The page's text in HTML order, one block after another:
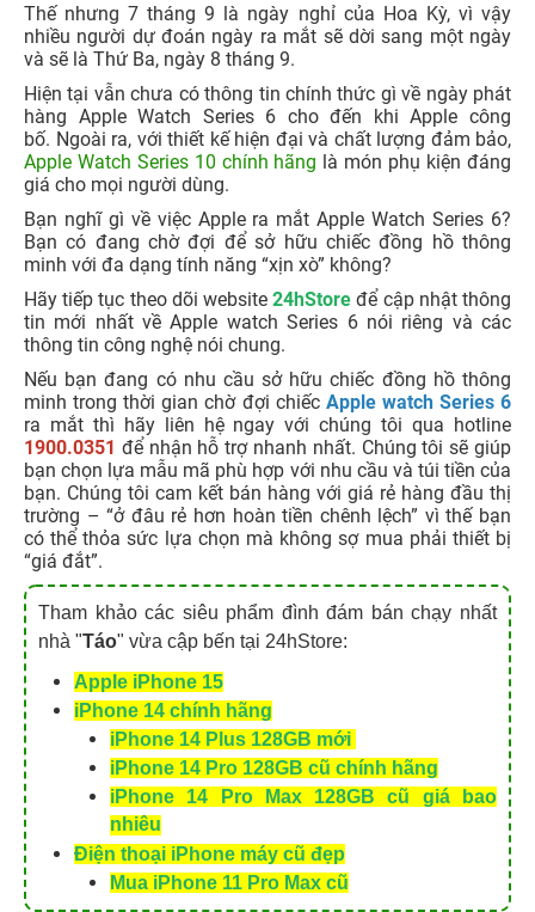
Thế nhưng 7 tháng 9 là ngày nghỉ của Hoa Kỳ, vì vậy
nhiều người dự đoán ngày ra mắt sẽ dời sang một ngày
và sẽ là Thứ Ba, ngày 8 tháng 9.
Hiện tại vẫn chưa có thông tin chính thức gì về ngày phát
hàng Apple Watch Series 6 cho đến khi Apple công
bố. Ngoài ra, với thiết kế hiện đại và chất lượng đảm bảo,
Apple Watch Series 10 chính hãng là món phụ kiện đáng
giá cho mọi người dùng.
Bạn nghĩ gì về việc Apple ra mắt Apple Watch Series 6?
Bạn có đang chờ đợi để sở hữu chiếc đồng hồ thông
minh với đa dạng tính năng “xịn xò” không?
Hãy tiếp tục theo dõi website24hStoređể cập nhật thông
tin mới nhất về Apple watch Series 6 nói riêng và các
thông tin công nghệ nói chung.
Nếu bạn đang có nhu cầu sở hữu chiếc đồng hồ thông
minh trong thời gian chờ đợi chiếc Apple watch Series 6
ra mắt thì hãy liên hệ ngay với chúng tôi qua hotline
1900.0351 để nhận hỗ trợ nhanh nhất. Chúng tôi sẽ giúp
bạn chọn lựa mẫu mã phù hợp với nhu cầu và túi tiền của
bạn. Chúng tôi cam kết bán hàng với giá rẻ hàng đầu thị
trường – “ở đâu rẻ hơn hoàn tiền chênh lệch” vì thế bạn
có thể thỏa sức lựa chọn mà không sợ mua phải thiết bị
“giá đắt”.
Tham khảo các siêu phẩm đình đám bán chạy nhất
nhà "Táo" vừa cập bến tại 24hStore:
Apple iPhone 15
iPhone 14 chính hãng
iPhone 14 Plus 128GB mới
iPhone 14 Pro 128GB cũ chính hãng
iPhone 14 Pro Max 128GB cũ giá bao
nhiêu
Điện thoại iPhone máy cũ đẹp
Mua iPhone 11 Pro Max cũ